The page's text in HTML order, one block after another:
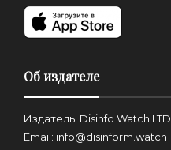
Об издателе
Издатель: Disinfo Watch LTD
Email: info@disinform.watch